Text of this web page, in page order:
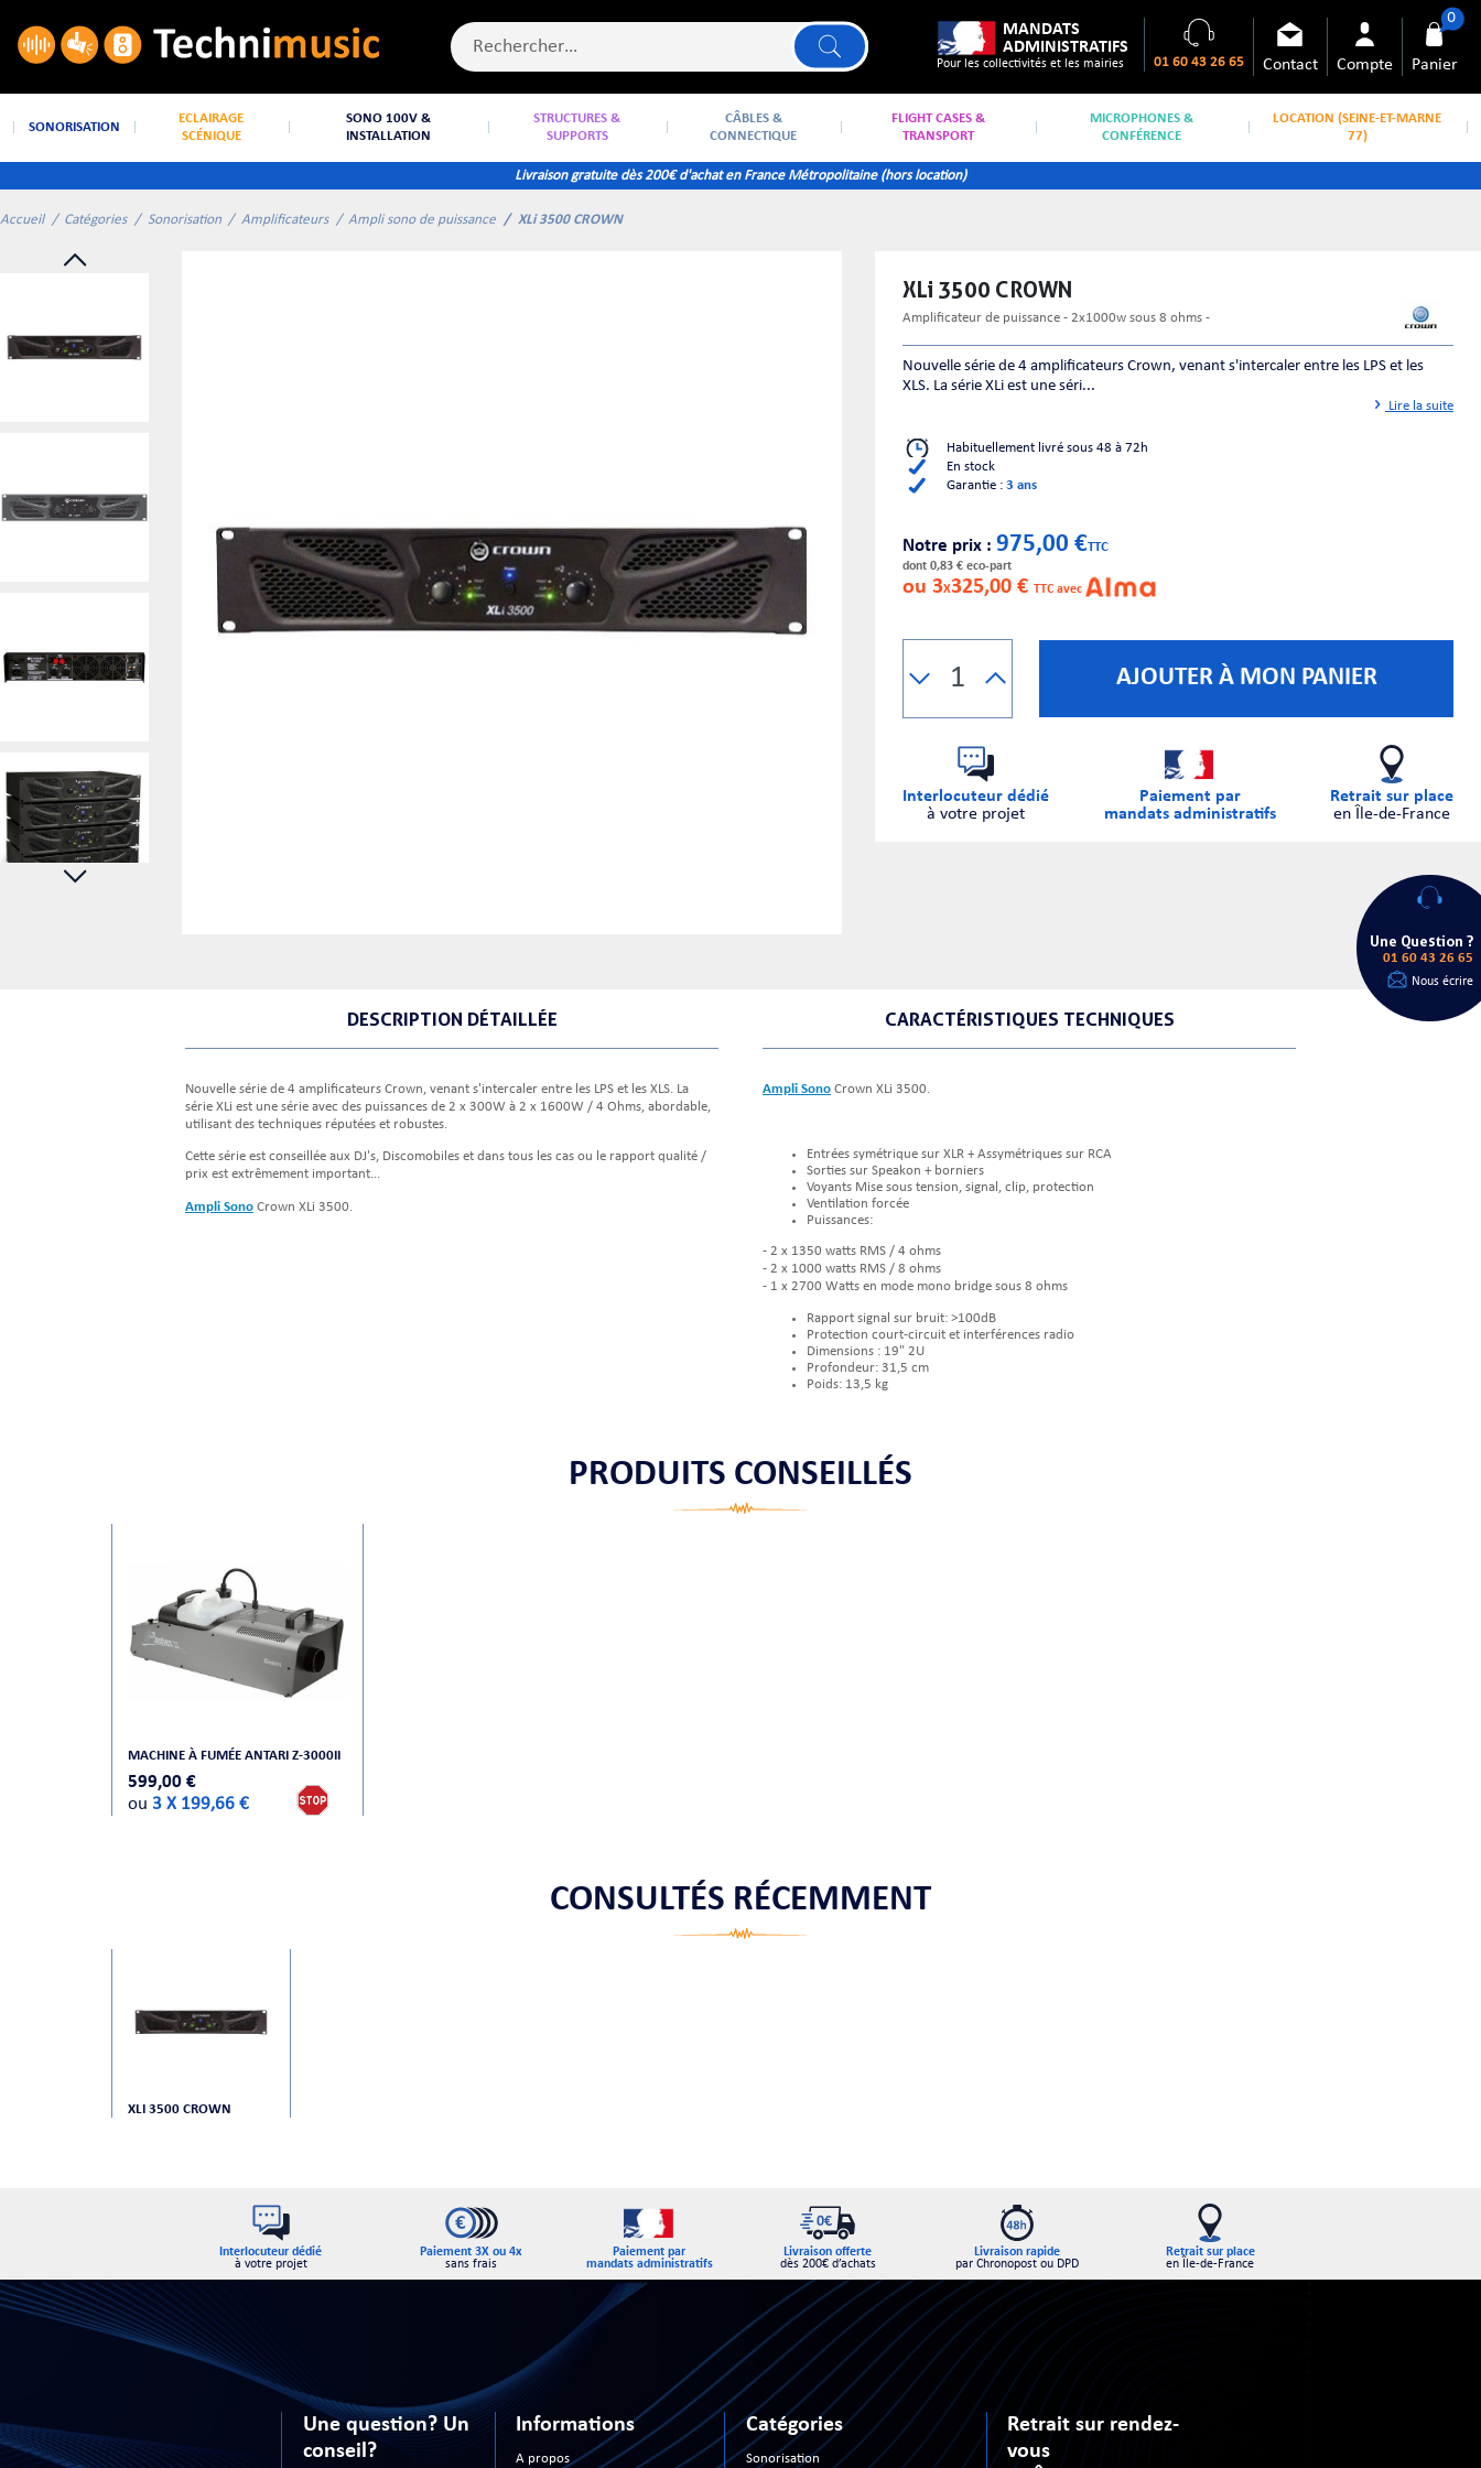
MANDATS
ADMINISTRATIFS
Pour les collectivités et les mairies 01 60 43 26 65 Contact Compte Panier
0
SONORISATION
ECLAIRAGE
SCÉNIQUE
SONO 100V &
INSTALLATION
STRUCTURES &
SUPPORTS
CÂBLES &
CONNECTIQUE
FLIGHT CASES &
TRANSPORT
MICROPHONES &
CONFÉRENCE
LOCATION (SEINE-ET-MARNE
77)
Livraison gratuite dès 200€ d'achat en France Métropolitaine (hors location)
Accueil Catégories Sonorisation Amplificateurs Ampli sono de puissance XLi 3500 CROWN
XLi 3500 CROWN
amplificateur de puissance - 2x1000w sous 8 ohms -
Nouvelle série de 4 amplificateurs Crown, venant s'intercaler entre les LPS et les
XLS. La série XLi est une séri...
Lire la suite
Habituellement livré sous 48 à 72h
En stock
Garantie : 3 ans
Notre prix : 975,00 €TTC
dont 0,83 € eco-part
ou 3X325,00 € TTC avec
AJOUTER À MON PANIER
Interlocuteur dédié
à votre projet
Paiement par
mandats administratifs
Retrait sur place
en Île-de-France
DESCRIPTION DÉTAILLÉE
Nouvelle série de 4 amplificateurs Crown, venant s'intercaler entre les LPS et les XLS. La
série XLi est une série avec des puissances de 2 x 300W à 2 x 1600W / 4 Ohms, abordable,
utilisant des techniques réputées et robustes.
Cette série est conseillée aux DJ's, Discomobiles et dans tous les cas ou le rapport qualité /
prix est extrêmement important...
Ampli Sono Crown XLi 3500.
CARACTÉRISTIQUES TECHNIQUES
Ampli Sono Crown XLi 3500.
Entrées symétrique sur XLR + Assymétriques sur RCA
Sorties sur Speakon + borniers
Voyants Mise sous tension, signal, clip, protection
Ventilation forcée
Puissances:
- 2 x 1350 watts RMS / 4 ohms
- 2 x 1000 watts RMS / 8 ohms
- 1 x 2700 Watts en mode mono bridge sous 8 ohms
Rapport signal sur bruit: >100dB
Protection court-circuit et interférences radio
Dimensions : 19" 2U
Profondeur: 31,5 cm
Poids: 13,5 kg
PRODUITS CONSEILLÉS
MACHINE À FUMÉE ANTARI Z-3000II
599,00 €
ou3 X 199,66 €
CONSULTÉS RÉCEMMENT
XLI 3500 CROWN
Interlocuteur dédié
à votre projet
Paiement 3X ou 4x
sans frais
Paiement par
mandats administratifs
Livraison offerte
dès 200€ d’achats
Livraison rapide
par Chronopost ou DPD
Retrait sur place
en Île-de-France
Une question? Un
conseil?
Informations
A propos
Catégories
Sonorisation
Retrait sur rendez-
vous
Une Question ?
01 60 43 26 65
Nous écrire